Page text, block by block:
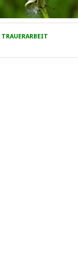
TRAUERARBEIT